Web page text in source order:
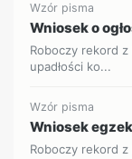
Wzór pisma
Wniosek o
Roboczy rekord z
upadłości ko...
Wzór pisma
Wniosek
Roboczy rekord